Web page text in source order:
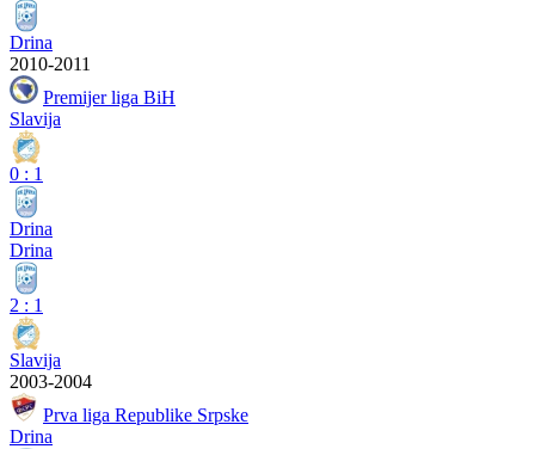
Drina
2010-2011
Premijer liga BiH
Slavija
0 : 1
Drina
Drina
2 : 1
Slavija
2003-2004
Prva liga Republike Srpske
Drina